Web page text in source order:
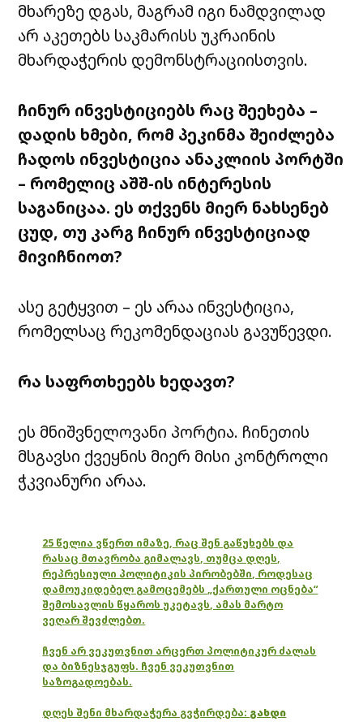
მხარეზე დგას, მაგრამ იგი ნამდვილად
არ აკეთებს საკმარისს უკრაინის
მხარდაჭერის დემონსტრაციისთვის.
ჩინურ ინვესტიციებს რაც შეეხება –
დადის ხმები, რომ პეკინმა შეიძლება
ჩადოს ინვესტიცია ანაკლიის პორტში
– რომელიც აშშ-ის ინტერესის
საგანიცაა. ეს თქვენს მიერ ნახსენებ
ცუდ, თუ კარგ ჩინურ ინვესტიციად
მივიჩნიოთ?
ასე გეტყვით – ეს არაა ინვესტიცია,
რომელსაც რეკომენდაციას გავუწევდი.
რა საფრთხეებს ხედავთ?
ეს მნიშვნელოვანი პორტია. ჩინეთის
მსგავსი ქვეყნის მიერ მისი კონტროლი
ჭკვიანური არაა.
25 წელია ვწერთ იმაზე, რაც შენ გაწუხებს და
რასაც მთავრობა გიმალავს, თუმცა დღეს,
რეპრესიული პოლიტიკის პირობებში, როდესაც
დამოუკიდებელ გამოცემებს „ქართული ოცნება“
შემოსავლის წყაროს უკეტავს, ამას მარტო
ვეღარ შევძლებთ.
ჩვენ არ ვეკუთვნით არცერთ პოლიტიკურ ძალას
და ბიზნესჯგუფს. ჩვენ ვეკუთვნით
საზოგადოებას.
დღეს შენი მხარდაჭერა გვჭირდება: გახდი